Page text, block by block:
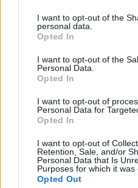
I want to opt-out of the
personal data.
Opted In
I want to opt-out of the
Personal Data.
Opted In
I want to opt-out of
Personal Data for
Opted In
I want to opt-out of
Retention, Sale, and/or
Personal Data that Is
Purposes for which it was
Opted Out
τη διάρκεια της
κάνετε σας φέρνει πιο
υγείας σας. Δέστε,
αρχίστε να περπατάτε!
ΔΙΑΒΑΣΤΕ ΕΠΙΣΗΣ:
Κουρκουμάς: Σε ποιες
σύμφωνα με τους
Self test για τον